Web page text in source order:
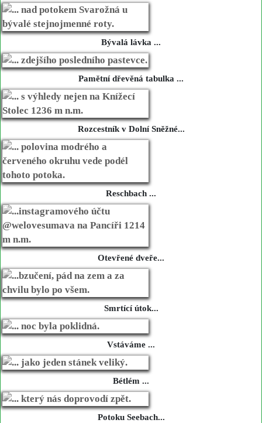
Bývalá lávka ...
Pamětní dřevěná tabulka ...
Rozcestník v Dolní Sněžné...
Reschbach ...
Otevřené dveře...
Smrtící útok...
Vstáváme ...
Bétlém ...
Potoku Seebach...